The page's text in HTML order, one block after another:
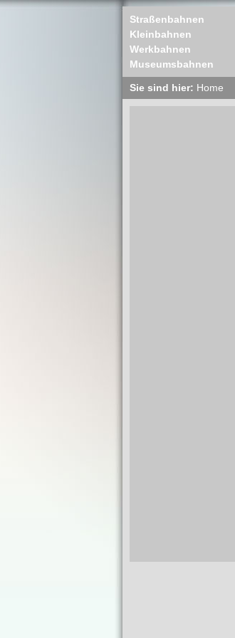
Straßenbahnen
Kleinbahnen
Werkbahnen
Museumsbahnen
Sie sind hier: Home